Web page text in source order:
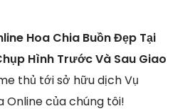
Hoa Chia Buồn Đẹp Tại
Hình Trước Và Sau Giao
thủ tới sở hữu dịch Vụ
Online của chúng tôi!